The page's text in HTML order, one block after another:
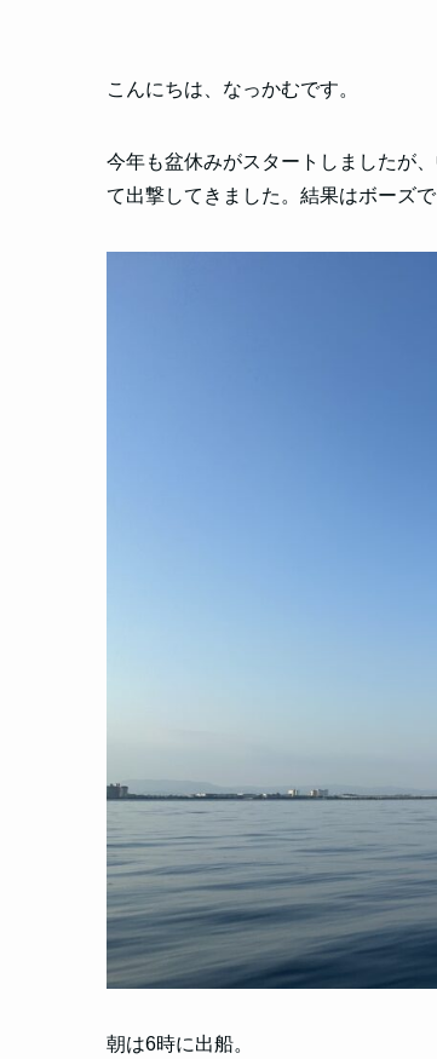
こんにちは、なっかむです。
今年も盆休みがスタートしましたが
て出撃してきました。結果はボーズ
朝は6時に出船。